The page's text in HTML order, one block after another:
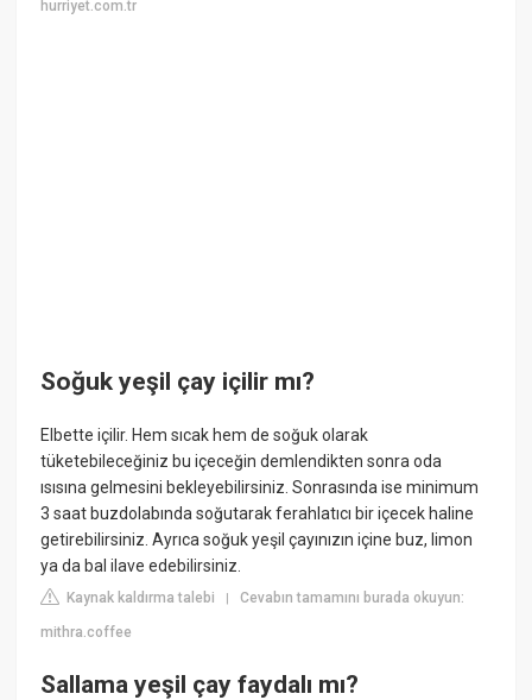
hurriyet.com.tr
Soğuk yeşil çay içilir mı?
Elbette içilir. Hem sıcak hem de soğuk olarak
tüketebileceğiniz bu içeceğin demlendikten sonra oda
ısısına gelmesini bekleyebilirsiniz. Sonrasında ise minimum
3 saat buzdolabında soğutarak ferahlatıcı bir içecek haline
getirebilirsiniz. Ayrıca soğuk yeşil çayınızın içine buz, limon
ya da bal ilave edebilirsiniz.
Kaynak kaldırma talebi |Cevabın tamamını burada okuyun:
mithra.coffee
Sallama yeşil çay faydalı mı?